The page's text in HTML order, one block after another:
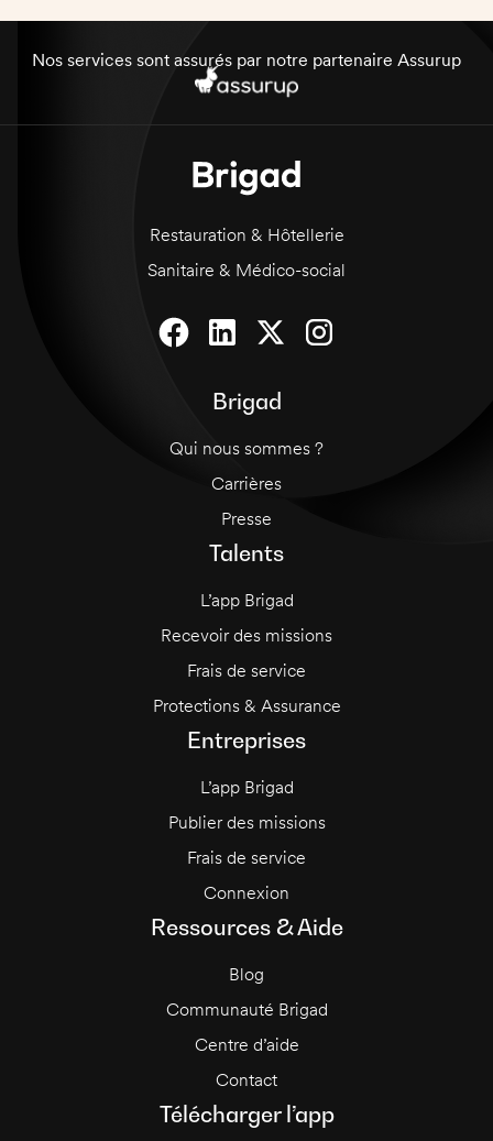
Nos services sont assurés par notre partenaire Assurup
Restauration & Hôtellerie
Sanitaire & Médico-social
Brigad
Qui nous sommes ?
Carrières
Presse
Talents
L’app Brigad
Recevoir des missions
Frais de service
Protections & Assurance
Entreprises
L’app Brigad
Publier des missions
Frais de service
Connexion
Ressources & Aide
Blog
Communauté Brigad
Centre d’aide
Contact
Télécharger l’app